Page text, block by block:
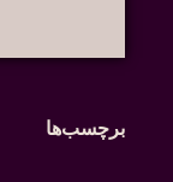
برچسب‌ها